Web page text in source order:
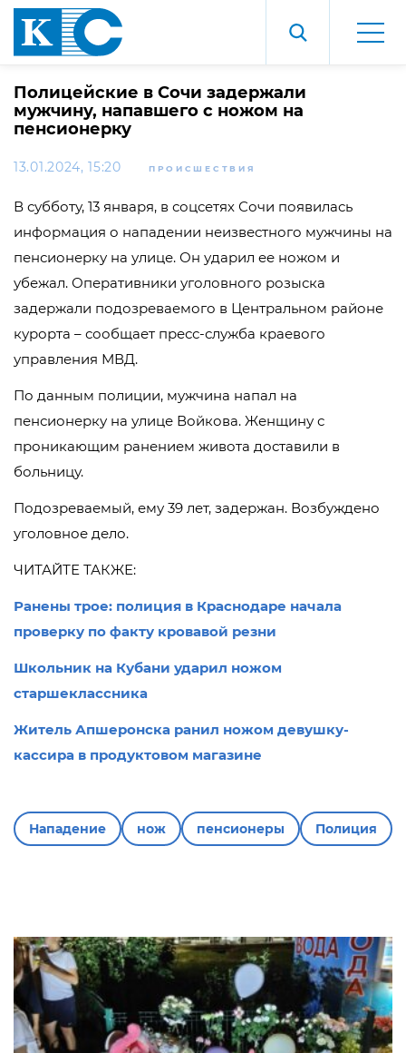
Полицейские в Сочи задержали
мужчину, напавшего с ножом на
пенсионерку
13.01.2024, 15:20 ПРОИСШЕСТВИЯ
В субботу, 13 января, в соцсетях Сочи появилась
информация о нападении неизвестного мужчины на
пенсионерку на улице. Он ударил ее ножом и
убежал. Оперативники уголовного розыска
задержали подозреваемого в Центральном районе
курорта – сообщает пресс-служба краевого
управления МВД.
По данным полиции, мужчина напал на
пенсионерку на улице Войкова. Женщину с
проникающим ранением живота доставили в
больницу.
Подозреваемый, ему 39 лет, задержан. Возбуждено
уголовное дело.
ЧИТАЙТЕ ТАКЖЕ:
Ранены трое: полиция в Краснодаре начала
проверку по факту кровавой резни
Школьник на Кубани ударил ножом
старшеклассника
Житель Апшеронска ранил ножом девушку-
кассира в продуктовом магазине
Нападение нож пенсионеры Полиция